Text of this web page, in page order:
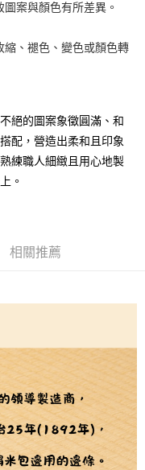
即使用無須另外申請。
款截止日，確認付款後即完
未通過，訂單將自動取
於每月結算日後寄送繳費提
台灣大直營門市／銀行轉
並由商店將買賣／分期付款
單繳交帳款。
支付方式。 讓您購物簡單
。
轉至「AFTEE先享後付」
結帳。
若您需要取消訂單，請聯絡
，請聯繫「AFTEE先享後付
先享後付」服務完成之交
交易相關給付款項請求債
護人之同意方可使用
損失，本公司不負相關責
案與顏色有所差異。
、褪色、變色或顏色轉
絕的圖案象徵圓滿、和
配，營造出柔和且印象
練職人細緻且用心地製
。
相關推薦